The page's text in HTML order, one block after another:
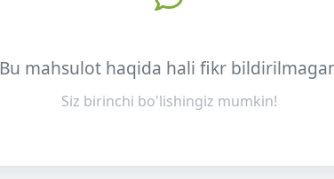
Bu mahsulot haqida hali fikr
Siz birinchi bo'lishingiz mumkin!